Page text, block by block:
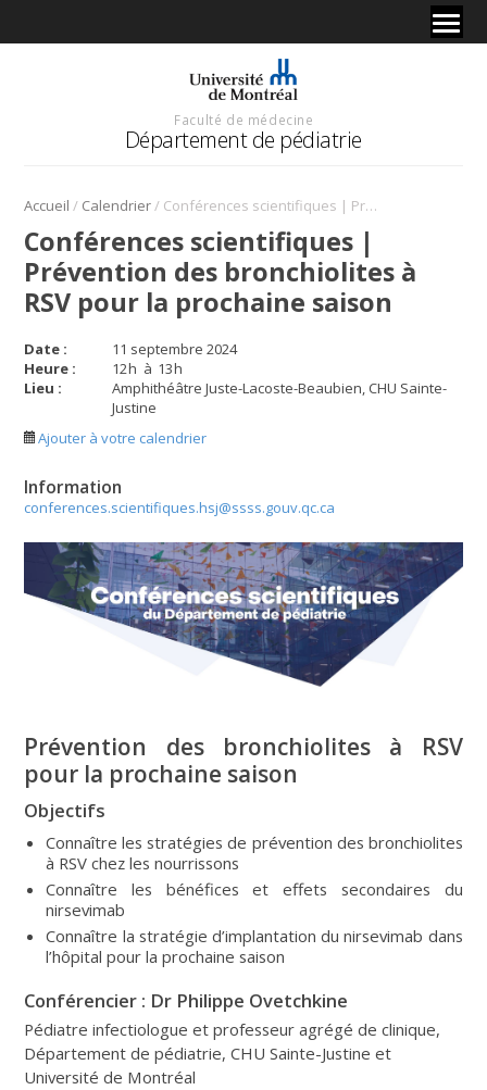
Faculté de médecine
Département de pédiatrie
Accueil / Calendrier/ Conférences scientifiques | Prévention des bronchiolites à RSV pour la prochaine saison
Conférences scientifiques |
Prévention des bronchiolites à
RSV pour la prochaine saison
Date :
11 septembre 2024
Heure :
12h à 13h
Lieu :
Amphithéâtre Juste-Lacoste-Beaubien, CHU Sainte-
Justine
Ajouter à votre calendrier
Information
conferences.scientifiques.hsj@ssss.gouv.qc.ca
Prévention des bronchiolites à RSV
pour la prochaine saison
Objectifs
Connaître les stratégies de prévention des bronchiolites
à RSV chez les nourrissons
Connaître les bénéfices et effets secondaires du
nirsevimab
Connaître la stratégie d’implantation du nirsevimab dans
l’hôpital pour la prochaine saison
Conférencier : Dr Philippe Ovetchkine
Pédiatre infectiologue et professeur agrégé de clinique,
Département de pédiatrie, CHU Sainte-Justine et
Université de Montréal